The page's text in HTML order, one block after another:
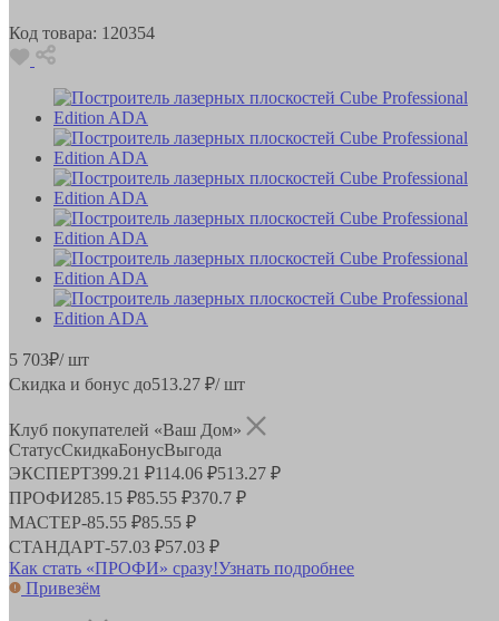
Код товара: 120354
5 703₽/ шт
Скидка и бонус до513.27 ₽/ шт
Клуб покупателей «Ваш Дом»
СтатусСкидкаБонусВыгода
ЭКСПЕРТ399.21 ₽114.06 ₽513.27 ₽
ПРОФИ285.15 ₽85.55 ₽370.7 ₽
МАСТЕР-85.55 ₽85.55 ₽
СТАНДАРТ-57.03 ₽57.03 ₽
Как стать «ПРОФИ» сразу!Узнать подробнее
Привезём